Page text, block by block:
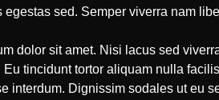
egestas sed. Semper viverra nam
dolor sit amet. Nisi lacus sed
tincidunt tortor aliquam nulla
interdum. Dignissim sodales ut eu